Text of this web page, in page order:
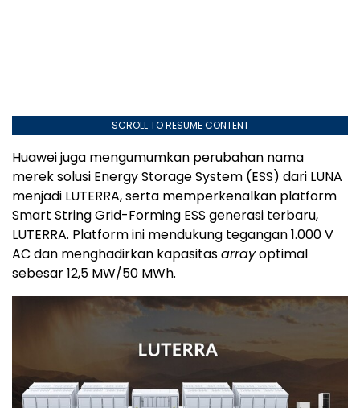
SCROLL TO RESUME CONTENT
Huawei juga mengumumkan perubahan nama
merek solusi Energy Storage System (ESS) dari LUNA
menjadi LUTERRA, serta memperkenalkan platform
Smart String Grid-Forming ESS generasi terbaru,
LUTERRA. Platform ini mendukung tegangan 1.000 V
AC dan menghadirkan kapasitasarrayoptimal
sebesar 12,5 MW/50 MWh.